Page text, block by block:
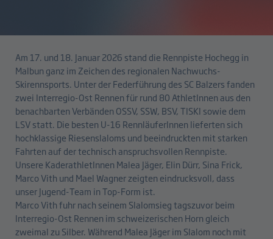
Am 17. und 18. Januar 2026 stand die Rennpiste Hochegg in
Malbun ganz im Zeichen des regionalen Nachwuchs-
Skirennsports. Unter der Federführung des SC Balzers fanden
zwei Interregio-Ost Rennen für rund 80 AthletInnen aus den
benachbarten Verbänden OSSV, SSW, BSV, TISKI sowie dem
LSV statt. Die besten U-16 RennläuferInnen lieferten sich
hochklassige Riesenslaloms und beeindruckten mit starken
Fahrten auf der technisch anspruchsvollen Rennpiste.
Unsere KaderathletInnen Malea Jäger, Elin Dürr, Sina Frick,
Marco Vith und Mael Wagner zeigten eindrucksvoll, dass
unser Jugend-Team in Top-Form ist.
Marco Vith fuhr nach seinem Slalomsieg tagszuvor beim
Interregio-Ost Rennen im schweizerischen Horn gleich
zweimal zu Silber. Während Malea Jäger im Slalom noch mit